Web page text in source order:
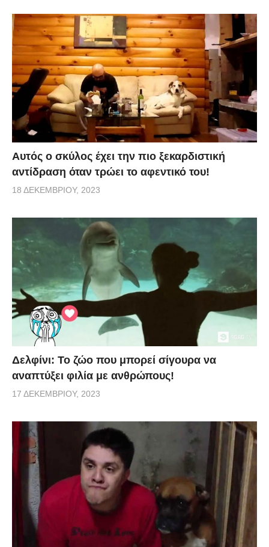
Αυτός ο σκύλος έχει την πιο ξεκαρδιστική
αντίδραση όταν τρώει το αφεντικό του!
18 ΔΕΚΕΜΒΡΊΟΥ, 2023
Δελφίνι: Το ζώο που μπορεί σίγουρα να
αναπτύξει φιλία με ανθρώπους!
17 ΔΕΚΕΜΒΡΊΟΥ, 2023